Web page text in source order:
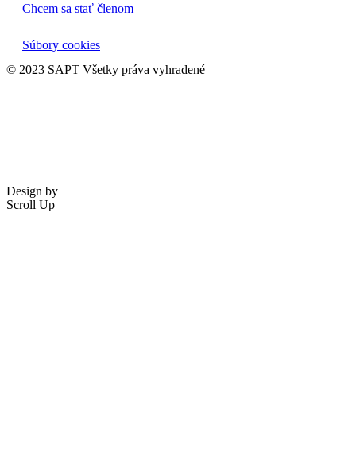
Chcem sa stať členom
Súbory cookies
© 2023 SAPT Všetky práva vyhradené
Design by
Scroll Up